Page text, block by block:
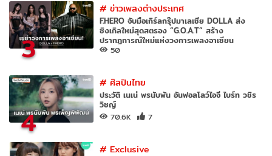
3
#ข่าวเพลงต่างประเทศ
F.HERO จับมือเกิร์ลกรุ๊ปมาเลเซีย DOLLA ส่ง
ซิงเกิลใหม่สุดสตรอง “G.O.A.T” สร้าง
ปรากฏการณ์ใหม่แห่งวงการเพลงอาเซียน
50
4
#ศิลปินไทย
ประวัติ เนเน่ พรนับพัน อันฟอลโลว์ไอจี ไบร์ท วชิร
วิชญ์
70.6K 7
#Exclusive